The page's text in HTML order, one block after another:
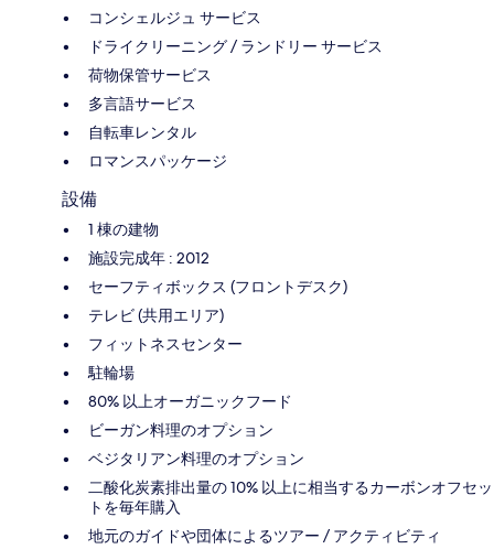
コンシェルジュ サービス
ドライクリーニング / ランドリー サービス
荷物保管サービス
多言語サービス
自転車レンタル
ロマンスパッケージ
設備
1 棟の建物
施設完成年 : 2012
セーフティボックス (フロントデスク)
テレビ (共用エリア)
フィットネスセンター
駐輪場
80% 以上オーガニックフード
ビーガン料理のオプション
ベジタリアン料理のオプション
二酸化炭素排出量の 10% 以上に相当するカーボンオフセッ
トを毎年購入
地元のガイドや団体によるツアー / アクティビティ